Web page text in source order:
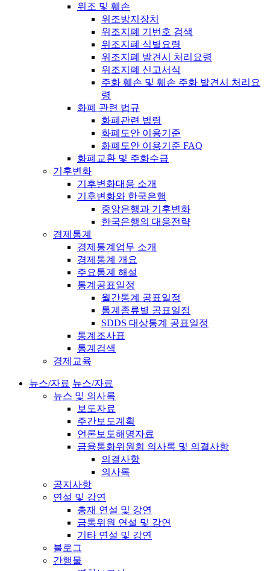
위조 및 훼손
위조방지장치
위조지폐 기번호 검색
위조지폐 식별요령
위조지폐 발견시 처리요령
위조지폐 신고서식
주화 훼손 및 훼손 주화 발견시 처리요
령
화폐 관련 법규
화폐관련 법령
화폐도안 이용기준
화폐도안 이용기준 FAQ
화폐교환 및 주화수급
기후변화
기후변화대응 소개
기후변화와 한국은행
중앙은행과 기후변화
한국은행의 대응전략
경제통계
경제통계업무 소개
경제통계 개요
주요통계 해설
통계공표일정
월간통계 공표일정
통계종류별 공표일정
SDDS 대상통계 공표일정
통계조사표
통계검색
경제교육
뉴스/자료 뉴스/자료
뉴스 및 의사록
보도자료
주간보도계획
언론보도해명자료
금융통화위원회 의사록 및 의결사항
의결사항
의사록
공지사항
연설 및 강연
총재 연설 및 강연
금통위원 연설 및 강연
기타 연설 및 강연
블로그
간행물